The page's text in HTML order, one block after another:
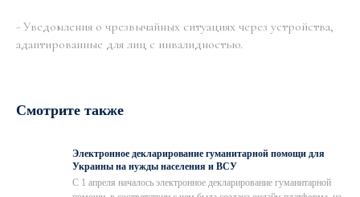
- Уведомления о чрезвычайных ситуациях через устройства,
адаптированные для лиц с инвалидностью.
Смотрите также
Электронное декларирование гуманитарной помощи для
Украины на нужды населения и ВСУ
С 1 апреля началось электронное декларирование гуманитарной